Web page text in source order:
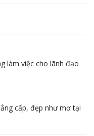
làm việc cho lãnh đạo
cấp, đẹp như mơ tại